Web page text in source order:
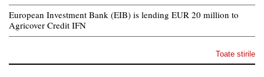
European Investment Bank (EIB) is lending EUR 20 million to
Agricover Credit IFN
Toate stirile